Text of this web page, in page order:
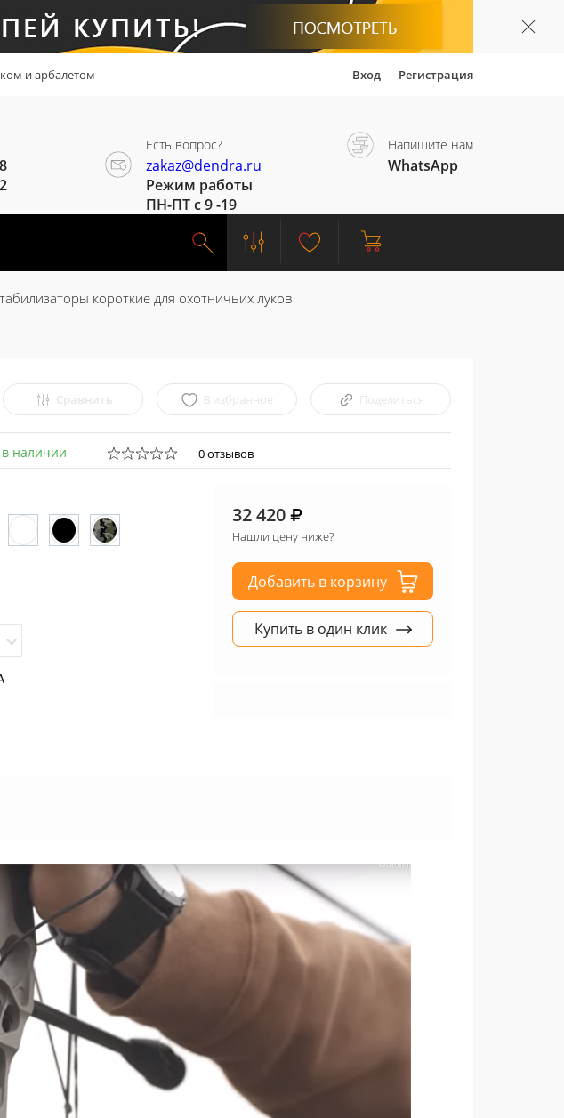
и арбалетом Вход Регистрация
Есть вопрос?
zakaz@dendra.ru
Режим работы
ПН-ПТ с 9 -19
Напишите нам
WhatsApp
короткие для охотничьих луков
Сравнить В избранное Поделиться
в наличии 0 отзывов
Verde"
32 420
Нашли цену ниже?
Добавить в корзину
Купить в один клик